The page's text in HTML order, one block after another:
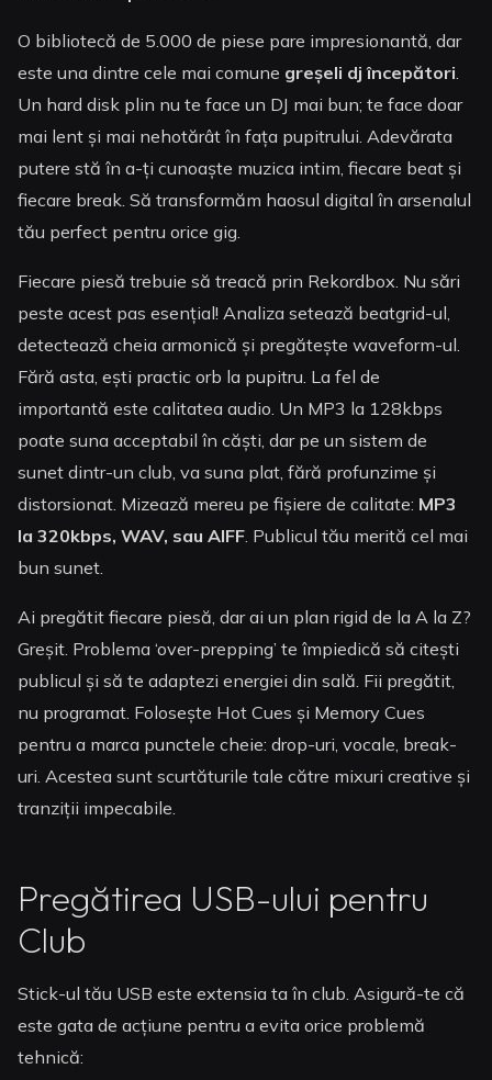
O bibliotecă de 5.000 de piese pare impresionantă, dar
este una dintre cele mai comune greșeli dj începători
Un hard disk plin nu te face un DJ mai bun; te face doar
mai lent și mai nehotărât în fața pupitrului. Adevărata
putere stă în a-ți cunoaște muzica intim, fiecare beat și
fiecare break. Să transformăm haosul digital în arsenalul
tău perfect pentru orice gig.
Fiecare piesă trebuie să treacă prin Rekordbox. Nu sări
peste acest pas esențial! Analiza setează beatgrid-ul,
detectează cheia armonică și pregătește waveform-ul.
Fără asta, ești practic orb la pupitru. La fel de
importantă este calitatea audio. Un MP3 la 128kbps
poate suna acceptabil în căști, dar pe un sistem de
sunet dintr-un club, va suna plat, fără profunzime și
distorsionat. Mizează mereu pe fișiere de calitate: MP3
la 320kbps, WAV, sau AIFF. Publicul tău merită cel mai
bun sunet.
Ai pregătit fiecare piesă, dar ai un plan rigid de la A la Z?
Greșit. Problema ‘over-prepping’ te împiedică să citești
publicul și să te adaptezi energiei din sală. Fii pregătit,
nu programat. Folosește Hot Cues și Memory Cues
pentru a marca punctele cheie: drop-uri, vocale, break-
uri. Acestea sunt scurtăturile tale către mixuri creative și
tranziții impecabile.
Pregătirea USB-ului pentru
Club
Stick-ul tău USB este extensia ta în club. Asigură-te că
este gata de acțiune pentru a evita orice problemă
tehnică: